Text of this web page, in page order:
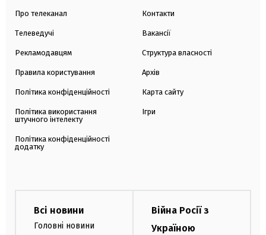
Про телеканал
Телеведучі
Рекламодавцям
Правила користування
Політика конфіденційності
Політика використання
штучного інтелекту
Політика конфіденційності
додатку
Контакти
Вакансії
Структура власності
Архів
Карта сайту
Ігри
Всі новини
Головні новини
Війна Росії з
Україною